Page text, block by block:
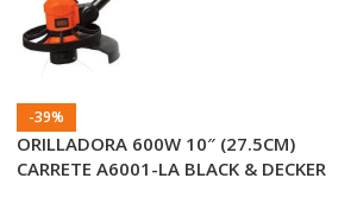
-39%
ORILLADORA 600W 10″ (27.5CM)
CARRETE A6001-LA BLACK & DECKER